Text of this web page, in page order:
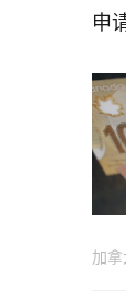
申
加拿